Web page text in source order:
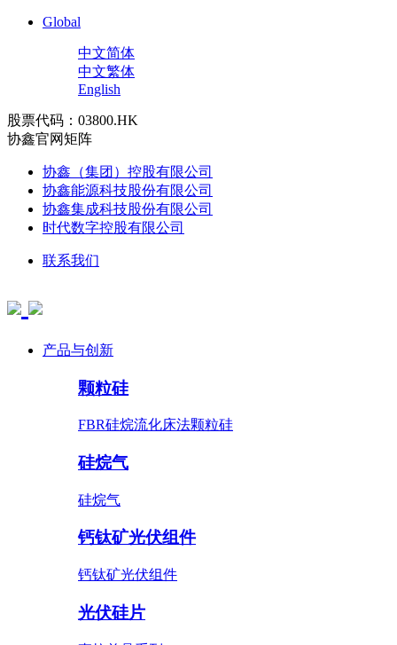
Global
中文简体
中文繁体
English
股票代码：03800.HK
协鑫官网矩阵
协鑫（集团）控股有限公司
协鑫能源科技股份有限公司
协鑫集成科技股份有限公司
时代数字控股有限公司
联系我们
产品与创新
颗粒硅
FBR硅烷流化床法颗粒硅
硅烷气
硅烷气
钙钛矿光伏组件
钙钛矿光伏组件
光伏硅片